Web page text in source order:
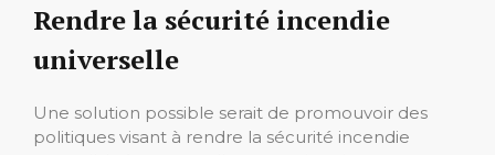
Rendre la sécurité incendie
universelle
Une solution possible serait de promouvoir des
politiques visant à rendre la sécurité incendie